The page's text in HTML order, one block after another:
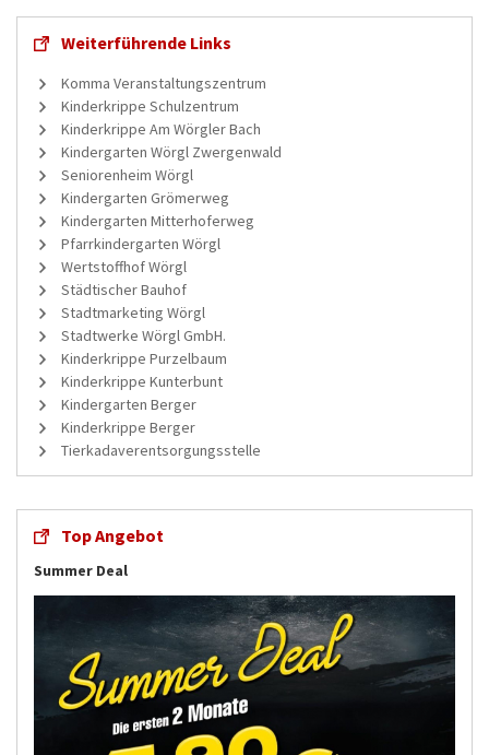
Weiterführende Links
Komma Veranstaltungszentrum
Kinderkrippe Schulzentrum
Kinderkrippe Am Wörgler Bach
Kindergarten Wörgl Zwergenwald
Seniorenheim Wörgl
Kindergarten Grömerweg
Kindergarten Mitterhoferweg
Pfarrkindergarten Wörgl
Wertstoffhof Wörgl
Städtischer Bauhof
Stadtmarketing Wörgl
Stadtwerke Wörgl GmbH.
Kinderkrippe Purzelbaum
Kinderkrippe Kunterbunt
Kindergarten Berger
Kinderkrippe Berger
Tierkadaverentsorgungsstelle
Top Angebot
Summer Deal